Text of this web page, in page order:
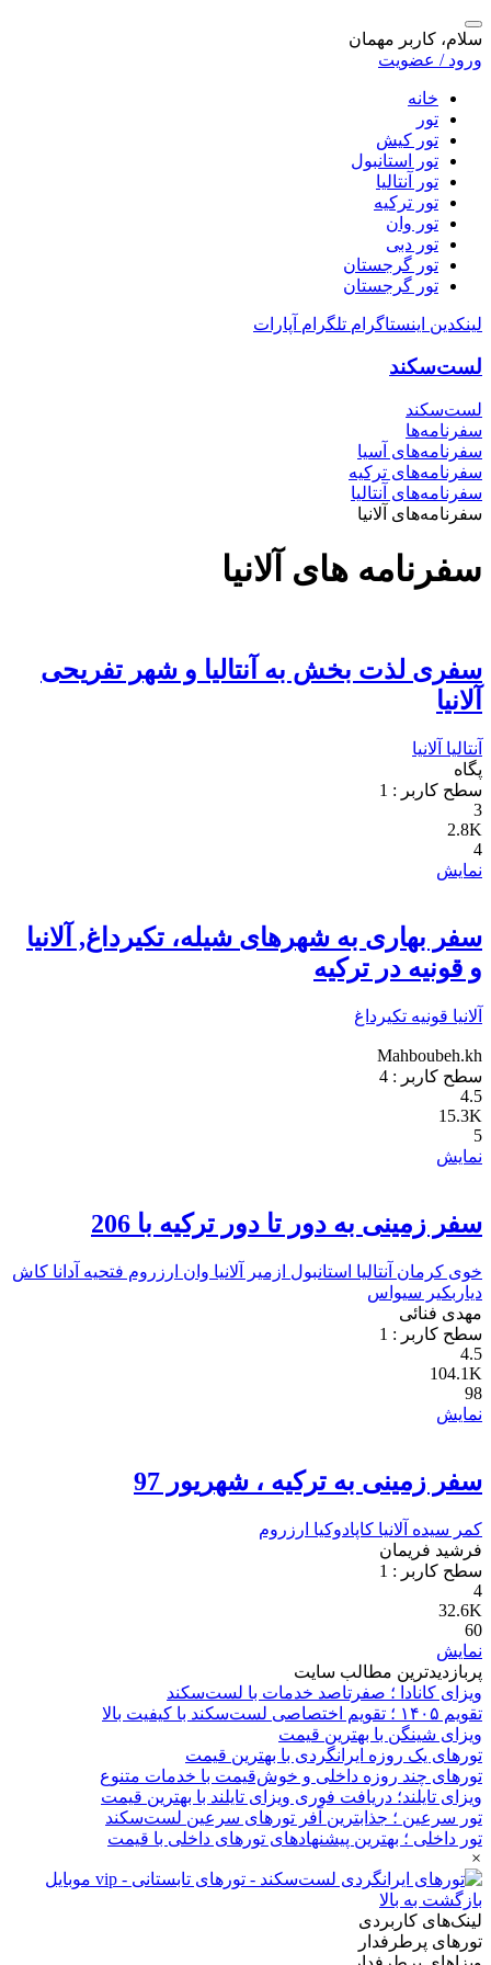
سلام، کاربر مهمان
ورود / عضویت
خانه
تور
تور کیش
تور استانبول
تور آنتالیا
تور ترکیه
تور وان
تور دبی
تور گرجستان
تور گرجستان
لینکدین اینستاگرام تلگرام آپارات
لست‌سکند
لست‌سکند
سفرنامه‌ها
سفرنامه‌های آسیا
سفرنامه‌های ترکیه
سفرنامه‌های آنتالیا
سفرنامه‌های آلانیا
سفرنامه های آلانیا
سفری لذت بخش به آنتالیا و شهر تفریحی
آلانیا
آنتالیا آلانیا
پگاه
سطح کاربر : 1
3
2.8K
4
نمایش
سفر بهاری به شهرهای شیله، تکیرداغ, آلانیا
و قونیه در ترکیه
آلانیا قونیه تکیرداغ
Mahboubeh.kh
سطح کاربر : 4
4.5
15.3K
5
نمایش
سفر زمینی به دور تا دور ترکیه با 206
خوی کرمان آنتالیا استانبول ازمیر آلانیا وان ارزروم فتحیه آدانا کاش
دیاربکیر سیواس
مهدی فنائی
سطح کاربر : 1
4.5
104.1K
98
نمایش
سفر زمینی به ترکیه ، شهریور 97
کمر سیده آلانیا کاپادوکیا ارزروم
فرشید فریمان
سطح کاربر : 1
4
32.6K
60
نمایش
پربازدیدترین مطالب سایت
ویزای کانادا ؛ صفرتاصد خدمات با لست‌سکند
تقویم ۱۴۰۵ ؛ تقویم اختصاصی لست‌سکند با کیفیت بالا
ویزای شینگن با بهترین قیمت
تورهای یک روزه ایرانگردی با بهترین قیمت
تورهای چند روزه داخلی و خوش‌قیمت با خدمات متنوع
ویزای تایلند؛ دریافت فوری ویزای تایلند با بهترین قیمت
تور سرعین ؛ جذابترین آفر تورهای سرعین لست‌سکند
تور داخلی ؛ بهترین پیشنهادهای تورهای داخلی با قیمت
×
بازگشت به بالا
لینک‌های کاربردی
تورهای پرطرفدار